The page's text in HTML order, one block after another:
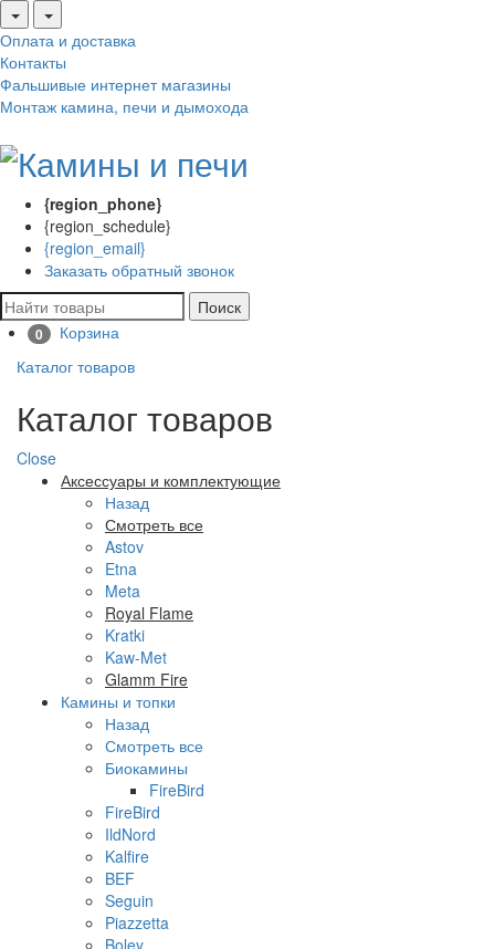
Оплата и доставка
Контакты
Фальшивые интернет магазины
Монтаж камина, печи и дымохода
{region_phone}
{region_schedule}
{region_email}
Заказать обратный звонок
Поиск
0
Корзина
Каталог товаров
Каталог товаров
Close
Аксессуары и комплектующие
Назад
Смотреть все
Astov
Etna
Meta
Royal Flame
Kratki
Kaw-Met
Glamm Fire
Камины и топки
Назад
Смотреть все
Биокамины
FireBird
FireBird
IldNord
Kalfire
BEF
Seguin
Piazzetta
Boley